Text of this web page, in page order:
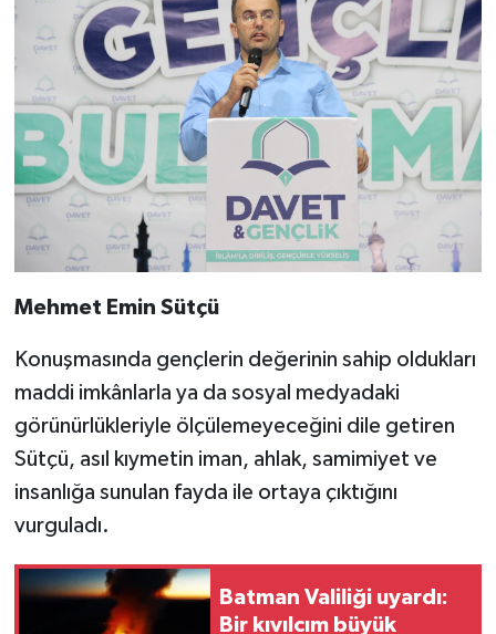
Mehmet Emin Sütçü
Konuşmasında gençlerin değerinin sahip oldukları
maddi imkânlarla ya da sosyal medyadaki
görünürlükleriyle ölçülemeyeceğini dile getiren
Sütçü, asıl kıymetin iman, ahlak, samimiyet ve
insanlığa sunulan fayda ile ortaya çıktığını
vurguladı.
Batman Valiliği uyardı:
Bir kıvılcım büyük